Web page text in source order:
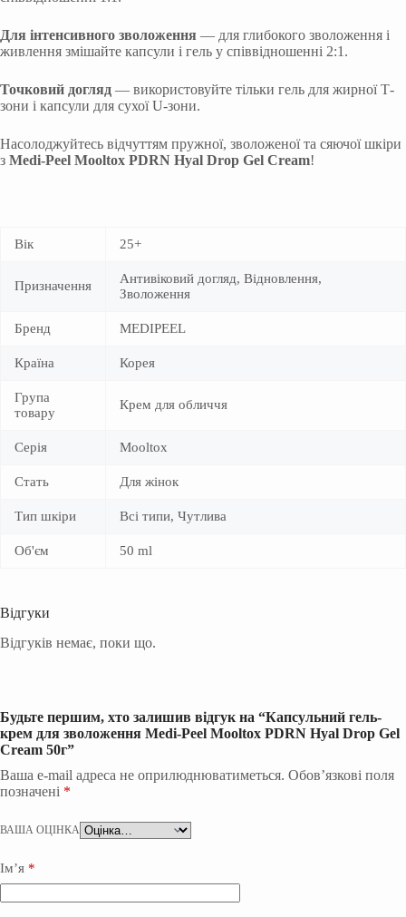
Для інтенсивного зволоження — для глибокого зволоження і
живлення змішайте капсули і гель у співвідношенні 2:1.
Точковий догляд — використовуйте тільки гель для жирної Т-
зони і капсули для сухої U-зони.
Насолоджуйтесь відчуттям пружної, зволоженої та сяючої шкіри
з Medi-Peel Mooltox PDRN Hyal Drop Gel Cream!
Вік 25+
Призначення
Антивіковий догляд, Відновлення,
Зволоження
Бренд MEDIPEEL
Країна Корея
Група
товару
Крем для обличчя
Серія Mooltox
Стать Для жінок
Тип шкіри Всі типи, Чутлива
Об'єм 50 ml
Відгуки
Відгуків немає, поки що.
Будьте першим, хто залишив відгук на “Капсульний гель-
крем для зволоження Medi-Peel Mooltox PDRN Hyal Drop Gel
Cream 50г”
Ваша e-mail адреса не оприлюднюватиметься. Обов’язкові поля
позначені *
ВАША ОЦІНКА
Ім’я *